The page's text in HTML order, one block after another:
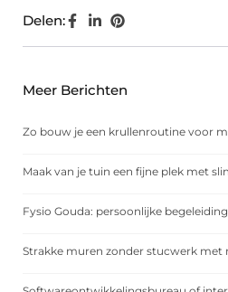
Delen:
Meer Berichten
Zo bouw je een krullenroutine voor
Maak van je tuin een fijne plek met
Fysio Gouda: persoonlijke
Strakke muren zonder stucwerk met